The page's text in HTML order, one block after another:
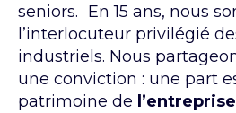
seniors. En 15 ans, nous
l’interlocuteur privilégié
industriels. Nous
une conviction : une part
patrimoine de l’entreprise